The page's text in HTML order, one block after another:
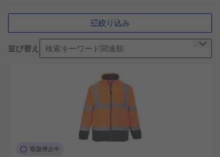
テゴリの高視認性製品を取り揃えています。
h3選択する方法/h3
当社の高視認性パーカー及びフリースは耐摩耗性、
快適性を備え、素材は綿、 ポリエステル又はその両
方の組み合わせになっています。基本色はイエロー
又はオレンジで反射テープが付けられており、 サイ
ズはS → XXLです。当社からは、納得のゆく製品を
簡単に購入できます。
h3主な特長/h3ulli高視認性パーカー、 フリースと
スウェットシャツ/lili男性、 男女共用/liliサイズはS
絞り込み
並び替え 検索キーワード関連順
取扱停止中